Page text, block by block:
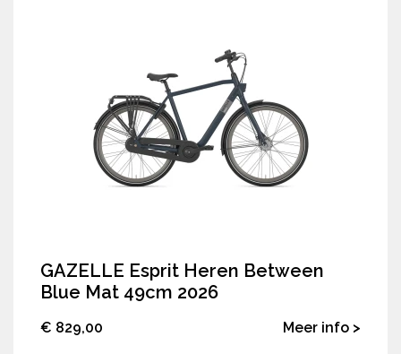
GAZELLE Esprit Heren Between
Blue Mat 49cm 2026
€ 829,00 Meer info >